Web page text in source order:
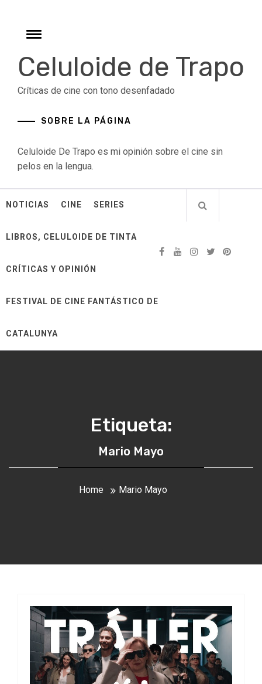
contentToggle
Celuloide de Trapo
Críticas de cine con tono desenfadado
SOBRE LA PÁGINA
Celuloide De Trapo es mi opinión sobre el cine sin
pelos en la lengua.
NOTICIAS CINE SERIES
LIBROS, CELULOIDE DE TINTA
CRÍTICAS Y OPINIÓN
FESTIVAL DE CINE FANTÁSTICO DE
CATALUNYA
Etiqueta:
Mario Mayo
Home Mario Mayo